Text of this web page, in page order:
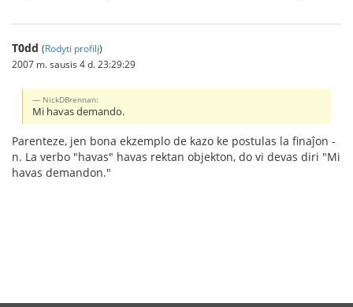
T0dd (Rodyti profilį)
2007 m. sausis 4 d. 23:29:29
NickDBrennan:
Mi havas demando.
Parenteze, jen bona ekzemplo de kazo ke postulas la finaĵon -
n. La verbo "havas" havas rektan objekton, do vi devas diri "Mi
havas demandon."